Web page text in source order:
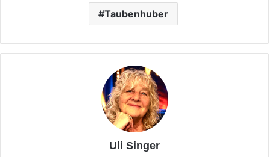
Taubenhuber
Uli Singer